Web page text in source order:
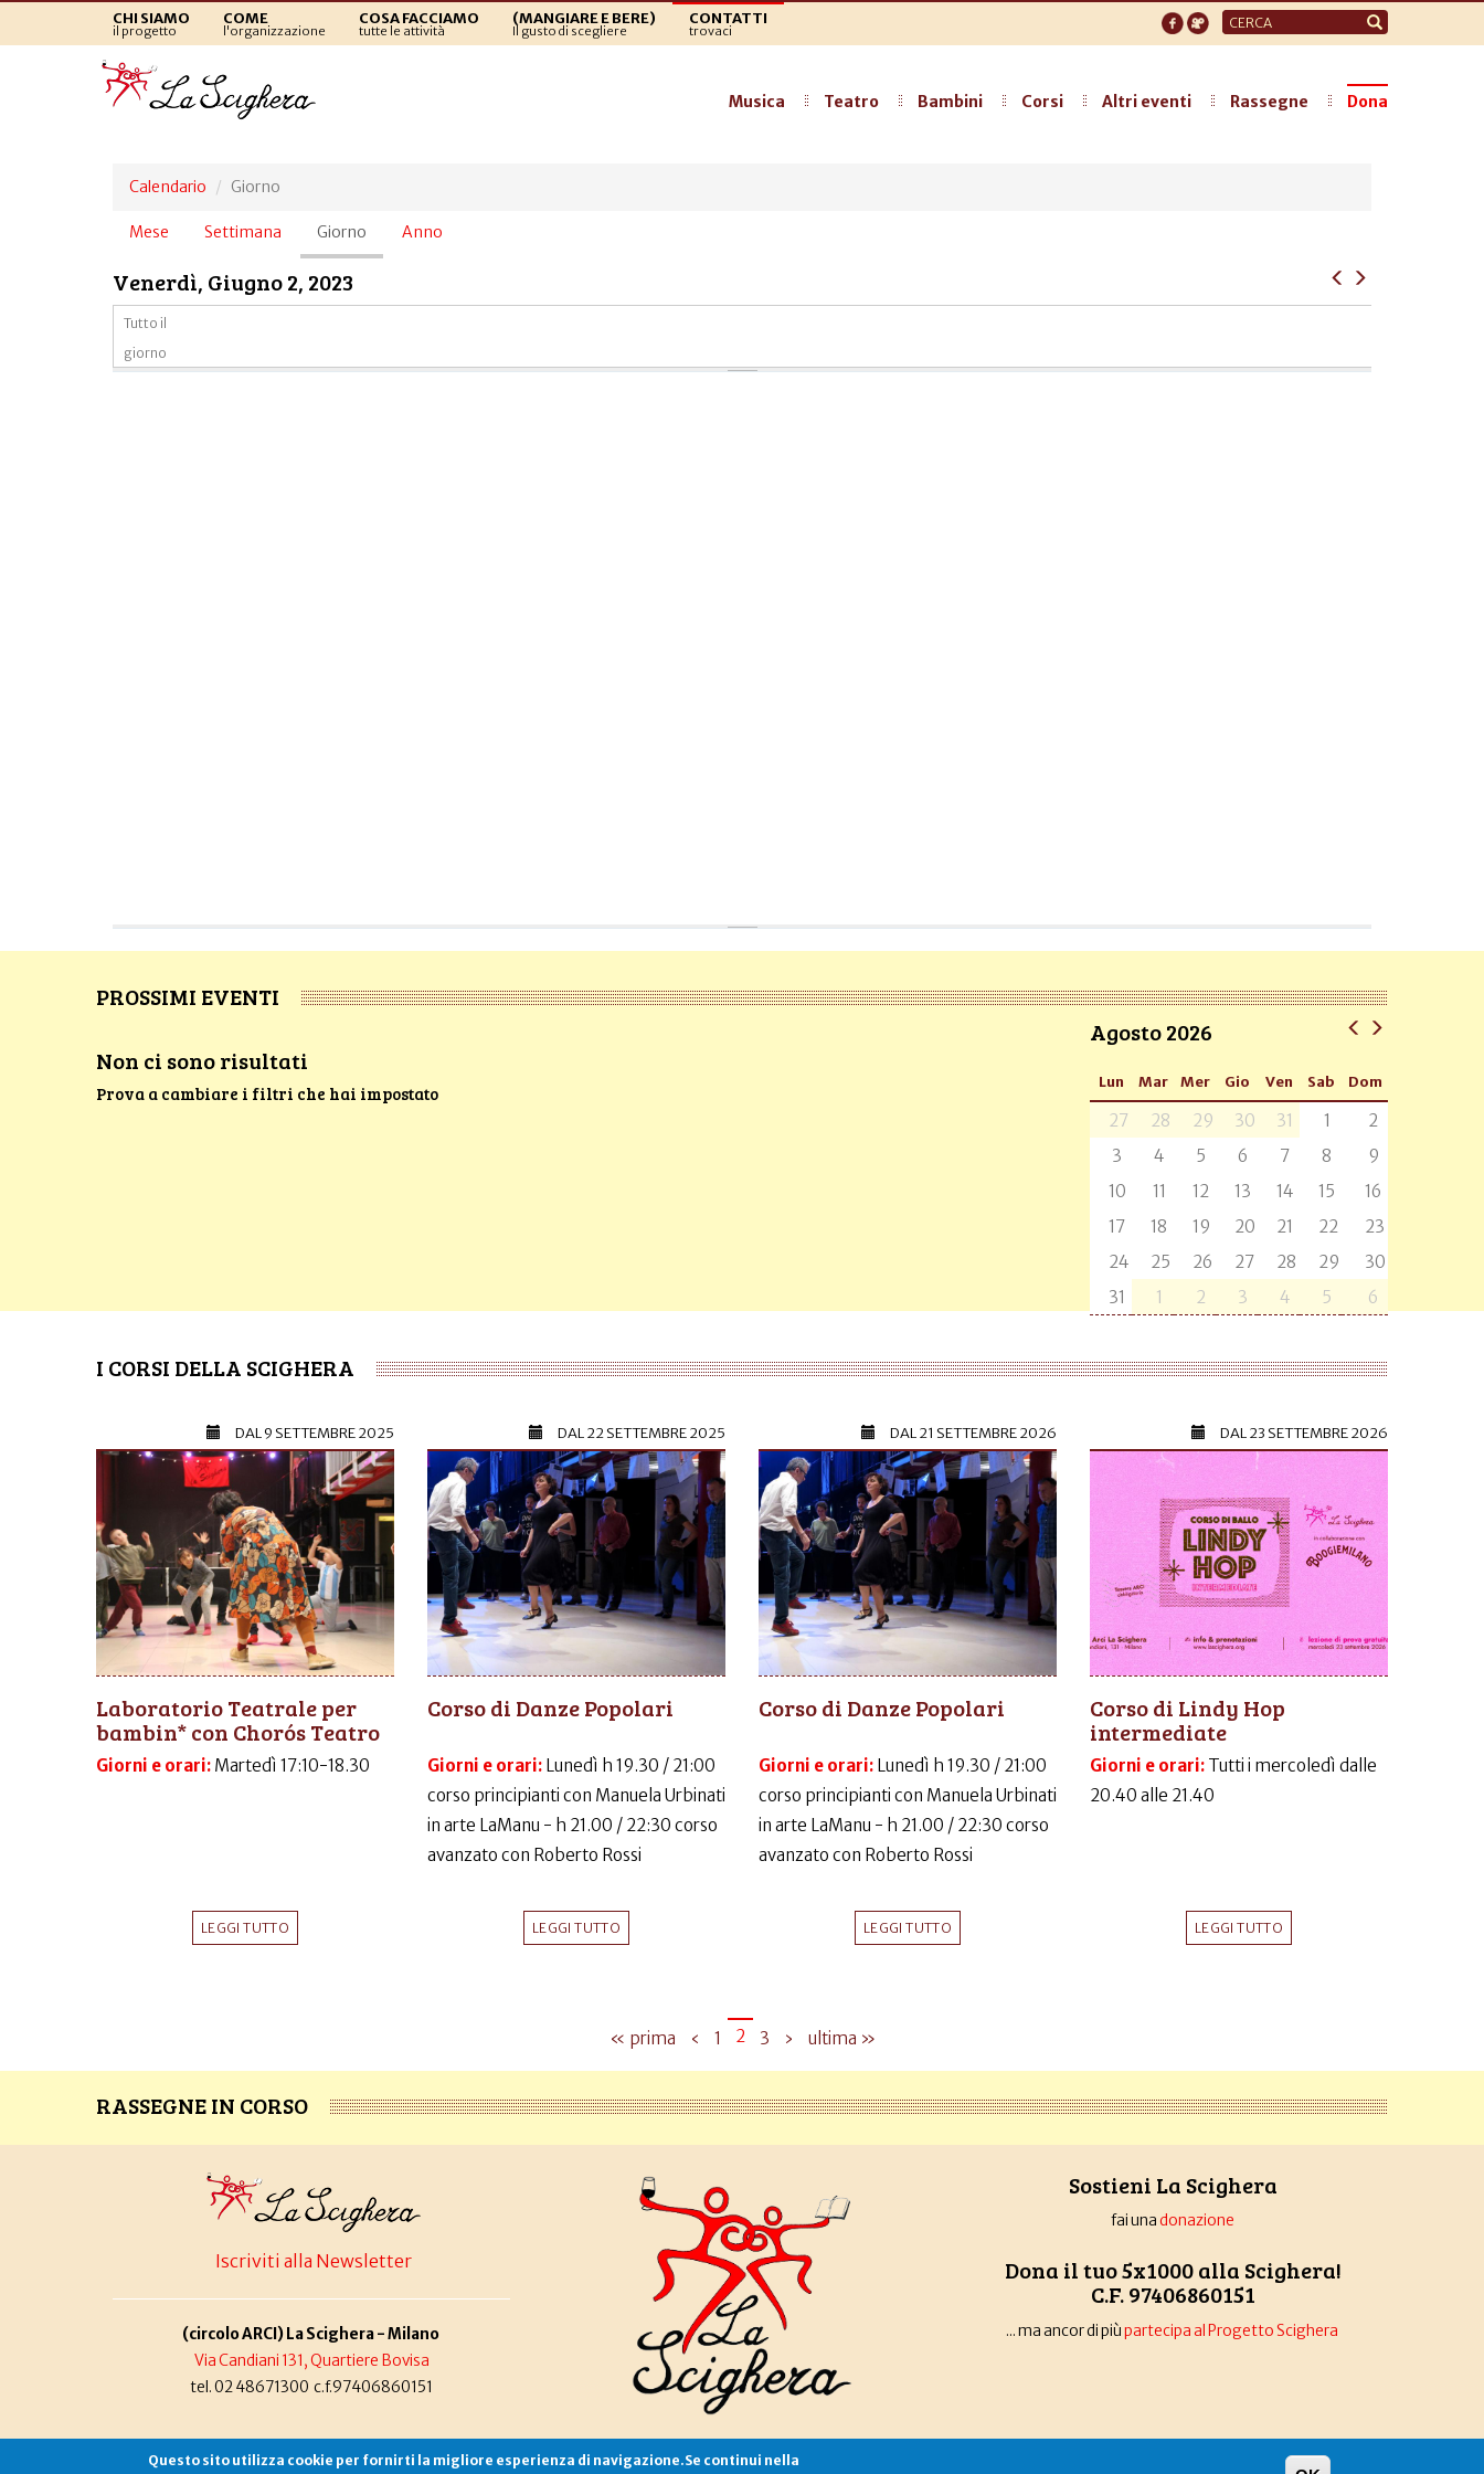
CHI SIAMO
il progetto
COME
l'organizzazione
COSA FACCIAMO
tutte le attività
(MANGIARE E BERE)
Il gusto di scegliere
CONTATTI
trovaci
Form
di
Musica Teatro Bambini Corsi Altri eventi Rassegne Dona
Calendario Giorno
Schede
Mese Settimana Giorno (scheda
attiva)
Anno
Venerdì, Giugno 2, 2023
Tutto il
giorno
PROSSIMI EVENTI
Non ci sono risultati
Prova a cambiare i filtri che hai impostato
Agosto 2026
Lun Mar Mer Gio Ven Sab Dom
27 28 29 30 31 1
2
3
4 5 6 7 8
9
10
11 12 13 14 15
16
17
18 19 20 21 22
23
24
25 26 27 28 29
30
31
1 2 3 4 5 6
I CORSI DELLA SCIGHERA
DAL9 SETTEMBRE 2025
Laboratorio Teatrale per
bambin* con Chorós Teatro
Giorni e orari: Martedì 17:10-18.30
LEGGI TUTTO
DAL22 SETTEMBRE 2025
Corso di Danze Popolari
Giorni e orari: Lunedì h 19.30 / 21:00
corso principianti con Manuela Urbinati
in arte LaManu - h 21.00 / 22:30 corso
avanzato con Roberto Rossi
LEGGI TUTTO
DAL21 SETTEMBRE 2026
Corso di Danze Popolari
Giorni e orari: Lunedì h 19.30 / 21:00
corso principianti con Manuela Urbinati
in arte LaManu - h 21.00 / 22:30 corso
avanzato con Roberto Rossi
LEGGI TUTTO
DAL23 SETTEMBRE 2026
Corso di Lindy Hop
intermediate
Giorni e orari: Tutti i mercoledì dalle
20.40 alle 21.40
LEGGI TUTTO
« prima ‹ 1 2 3 › ultima »
RASSEGNE IN CORSO
Iscriviti alla Newsletter
(circolo ARCI) La Scighera - Milano
Via Candiani 131, Quartiere Bovisa
tel. 02 48671300 c.f.97406860151
Sostieni La Scighera
fai unadonazione
Dona il tuo 5x1000 alla Scighera!
C.F. 97406860151
... ma ancor di piùpartecipa al Progetto Scighera
Associazione La Scigheracopyleft |cookies
Questo sito utilizza cookie per fornirti la migliore esperienza di navigazione.Se continui nella